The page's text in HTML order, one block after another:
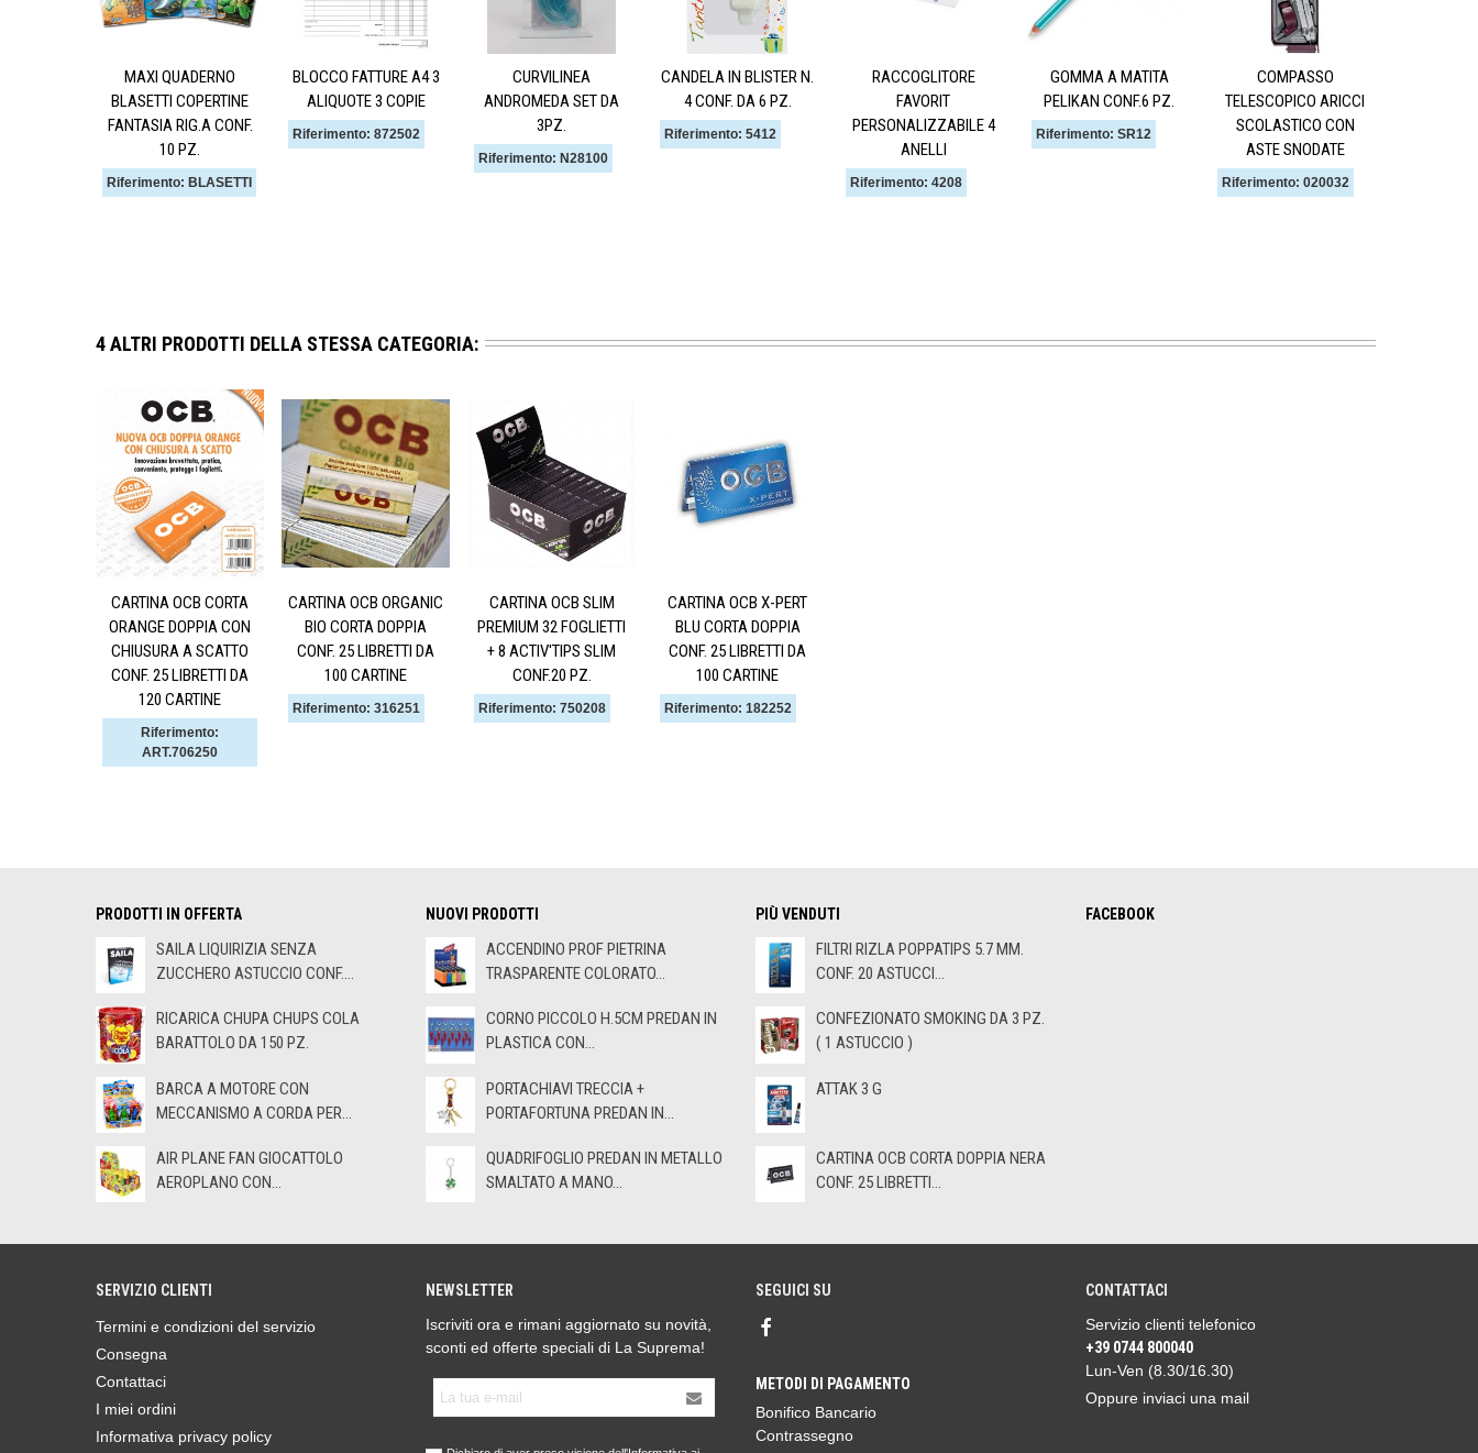
MAXI QUADERNO
BLASETTI COPERTINE
FANTASIA RIG.A CONF.
10 PZ.
Riferimento: BLASETTI
BLOCCO FATTURE A4 3
ALIQUOTE 3 COPIE
Riferimento: 872502
CURVILINEA
ANDROMEDA SET DA
3PZ.
Riferimento: N28100
CANDELA IN BLISTER N.
4 CONF. DA 6 PZ.
Riferimento: 5412
RACCOGLITORE
FAVORIT
PERSONALIZZABILE 4
ANELLI
Riferimento: 4208
GOMMA A MATITA
PELIKAN CONF.6 PZ.
Riferimento: SR12
COMPASSO
TELESCOPICO ARICCI
SCOLASTICO CON
ASTE SNODATE
Riferimento: 020032
4 ALTRI PRODOTTI DELLA STESSA CATEGORIA:
CARTINA OCB CORTA
ORANGE DOPPIA CON
CHIUSURA A SCATTO
CONF. 25 LIBRETTI DA
120 CARTINE
Riferimento:
ART.706250
CARTINA OCB ORGANIC
BIO CORTA DOPPIA
CONF. 25 LIBRETTI DA
100 CARTINE
Riferimento: 316251
CARTINA OCB SLIM
PREMIUM 32 FOGLIETTI
+ 8 ACTIV'TIPS SLIM
CONF.20 PZ.
Riferimento: 750208
CARTINA OCB X-PERT
BLU CORTA DOPPIA
CONF. 25 LIBRETTI DA
100 CARTINE
Riferimento: 182252
PRODOTTI IN OFFERTA
SAILA LIQUIRIZIA SENZA
ZUCCHERO ASTUCCIO CONF....
RICARICA CHUPA CHUPS COLA
BARATTOLO DA 150 PZ.
BARCA A MOTORE CON
MECCANISMO A CORDA PER...
AIR PLANE FAN GIOCATTOLO
AEROPLANO CON...
NUOVI PRODOTTI
ACCENDINO PROF PIETRINA
TRASPARENTE COLORATO...
CORNO PICCOLO H.5CM PREDAN IN
PLASTICA CON...
PORTACHIAVI TRECCIA +
PORTAFORTUNA PREDAN IN...
QUADRIFOGLIO PREDAN IN METALLO
SMALTATO A MANO...
PIÙ VENDUTI
FILTRI RIZLA POPPATIPS 5.7 MM.
CONF. 20 ASTUCCI...
CONFEZIONATO SMOKING DA 3 PZ.
( 1 ASTUCCIO )
ATTAK 3 G
CARTINA OCB CORTA DOPPIA NERA
CONF. 25 LIBRETTI...
FACEBOOK
SERVIZIO CLIENTI
Termini e condizioni del servizio
Consegna
Contattaci
I miei ordini
Informativa privacy policy
NEWSLETTER
Iscriviti ora e rimani aggiornato su novità,
sconti ed offerte speciali di La Suprema!
SEGUICI SU
METODI DI PAGAMENTO
Bonifico Bancario
Contrassegno
CONTATTACI
Servizio clienti telefonico
+39 0744 800040
Lun-Ven (8.30/16.30)
Oppure inviaci una mail